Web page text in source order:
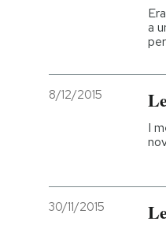
a
8/12/2015
I
30/11/2015